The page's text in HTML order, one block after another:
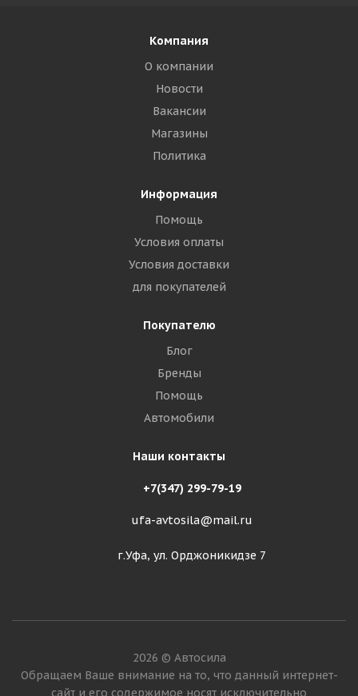
Компания
О компании
Новости
Вакансии
Магазины
Политика
Информация
Помощь
Условия оплаты
Условия доставки
для покупателей
Покупателю
Блог
Бренды
Помощь
Автомобили
Наши контакты
+7(347) 299-79-19
ufa-avtosila@mail.ru
г.Уфа, ул. Орджоникидзе 7
2026 © Автосила
Обращаем Ваше внимание на то, что данный интернет-
сайт и его содержимое носят исключительно